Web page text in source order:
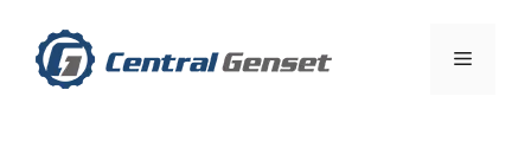
content
Menu